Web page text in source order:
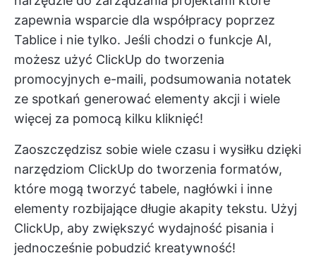
zapewnia wsparcie dla współpracy poprzez
Tablice i nie tylko. Jeśli chodzi o funkcje AI,
możesz użyć ClickUp do tworzenia
promocyjnych e-maili, podsumowania notatek
ze spotkań generować elementy akcji i wiele
więcej za pomocą kilku kliknięć!
Zaoszczędzisz sobie wiele czasu i wysiłku dzięki
narzędziom ClickUp do tworzenia formatów,
które mogą tworzyć tabele, nagłówki i inne
elementy rozbijające długie akapity tekstu. Użyj
ClickUp, aby zwiększyć wydajność pisania i
jednocześnie pobudzić kreatywność!